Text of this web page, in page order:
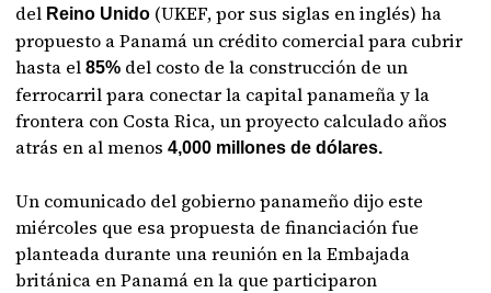
del Reino Unido (UKEF, por sus siglas en inglés) ha
propuesto a Panamá un crédito comercial para cubrir
hasta el85% del costo de la construcción de un
ferrocarril para conectar la capital panameña y la
frontera con Costa Rica, un proyecto calculado años
atrás en al menos4,000 millones de dólares.
Un comunicado del gobierno panameño dijo este
miércoles que esa propuesta de financiación fue
planteada durante una reunión en la Embajada
británica en Panamá en la que participaron